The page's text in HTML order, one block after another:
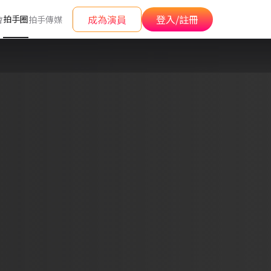
拍手圈拍手傳媒 成為演員 登入/註冊